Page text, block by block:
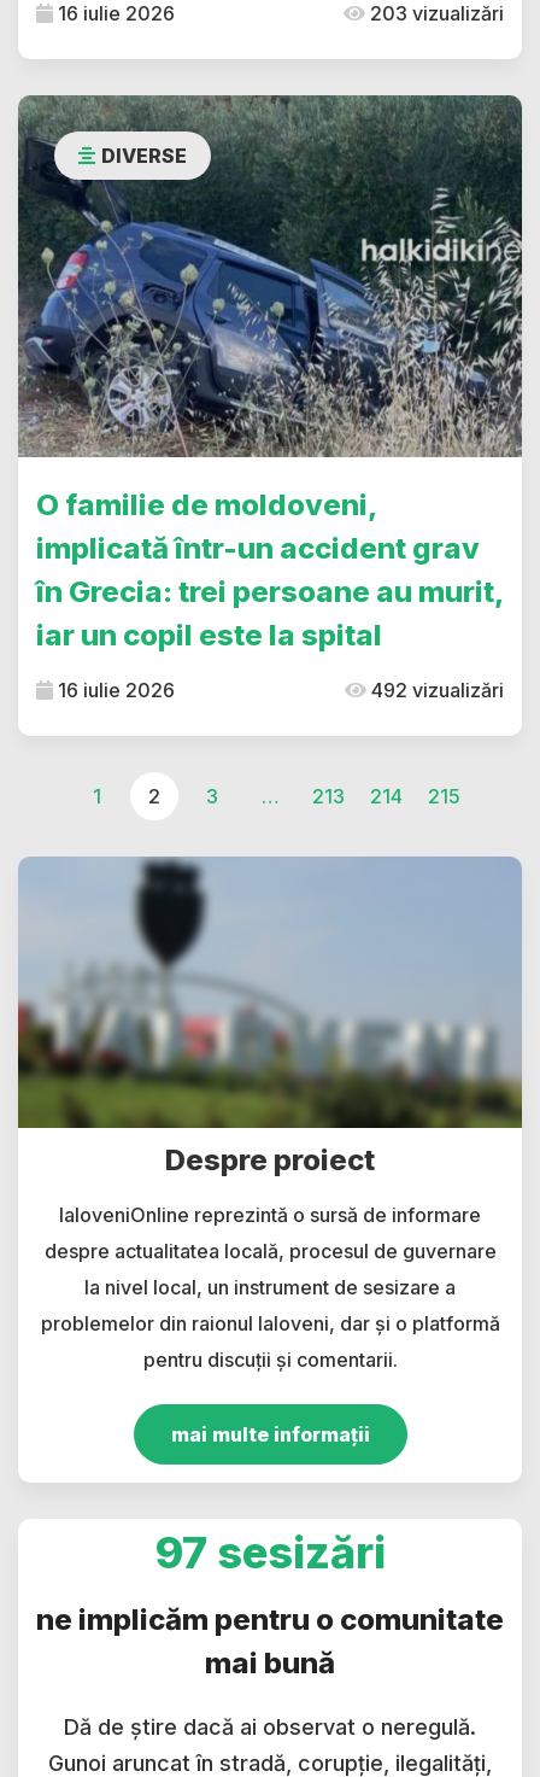
16 iulie 2026 203 vizualizări
DIVERSE
O familie de moldoveni,
implicată într-un accident grav
în Grecia: trei persoane au murit,
iar un copil este la spital
16 iulie 2026 492 vizualizări
1 2 3 … 213 214 215
Despre proiect
IaloveniOnline reprezintă o sursă de informare
despre actualitatea locală, procesul de guvernare
la nivel local, un instrument de sesizare a
problemelor din raionul Ialoveni, dar și o platformă
pentru discuții și comentarii.
mai multe informații
97 sesizări
ne implicăm pentru o comunitate
mai bună
Dă de știre dacă ai observat o neregulă.
Gunoi aruncat în stradă, corupție, ilegalități,